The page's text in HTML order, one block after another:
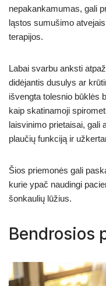
nepakankamumas, gali
ląstos sumušimo
terapijos.
Labai svarbu anksti
didėjantis dusulys ar
išvengta tolesnio būklės
kaip skatinamoji
laisvinimo prietaisai, gali
plaučių funkciją ir
Šios priemonės gali
kurie ypač naudingi
šonkaulių lūžius.
Bendrosios